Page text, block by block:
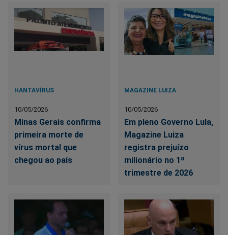
HANTAVÍRUS
10/05/2026
Minas Gerais confirma
primeira morte de
vírus mortal que
chegou ao país
MAGAZINE LUIZA
10/05/2026
Em pleno Governo Lula,
Magazine Luiza
registra prejuízo
milionário no 1º
trimestre de 2026